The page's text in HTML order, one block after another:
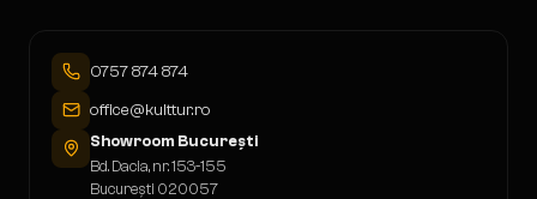
0757 874 874
office@kulttur.ro
Showroom București
Bd. Dacia, nr. 153-155
București 020057